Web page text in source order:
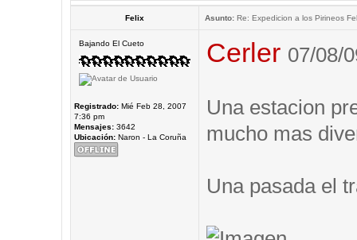
Felix Asunto:Re: Expedicion a los Pirineos
Bajando El Cueto
Registrado:Mié Feb 28, 2007
7:36 pm
Mensajes:3642
Ubicación:Naron - La Coruña
Cerler 07/08/
Una estacion
mucho mas
Una pasada el